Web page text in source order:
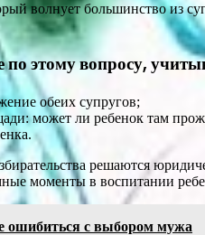
волнует большинство из
этому вопросу,
обеих супругов;
может ли ребенок там
решаются
моменты в воспитании
ошибиться с выбором мужа